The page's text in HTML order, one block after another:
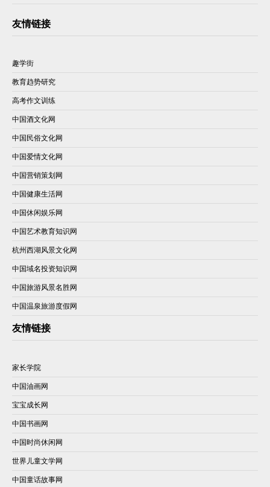
友情链接
趣学街
教育趋势研究
高考作文训练
中国酒文化网
中国民俗文化网
中国爱情文化网
中国营销策划网
中国健康生活网
中国休闲娱乐网
中国艺术教育知识网
杭州西湖风景文化网
中国域名投资知识网
中国旅游风景名胜网
中国温泉旅游度假网
友情链接
家长学院
中国油画网
宝宝成长网
中国书画网
中国时尚休闲网
世界儿童文学网
中国童话故事网